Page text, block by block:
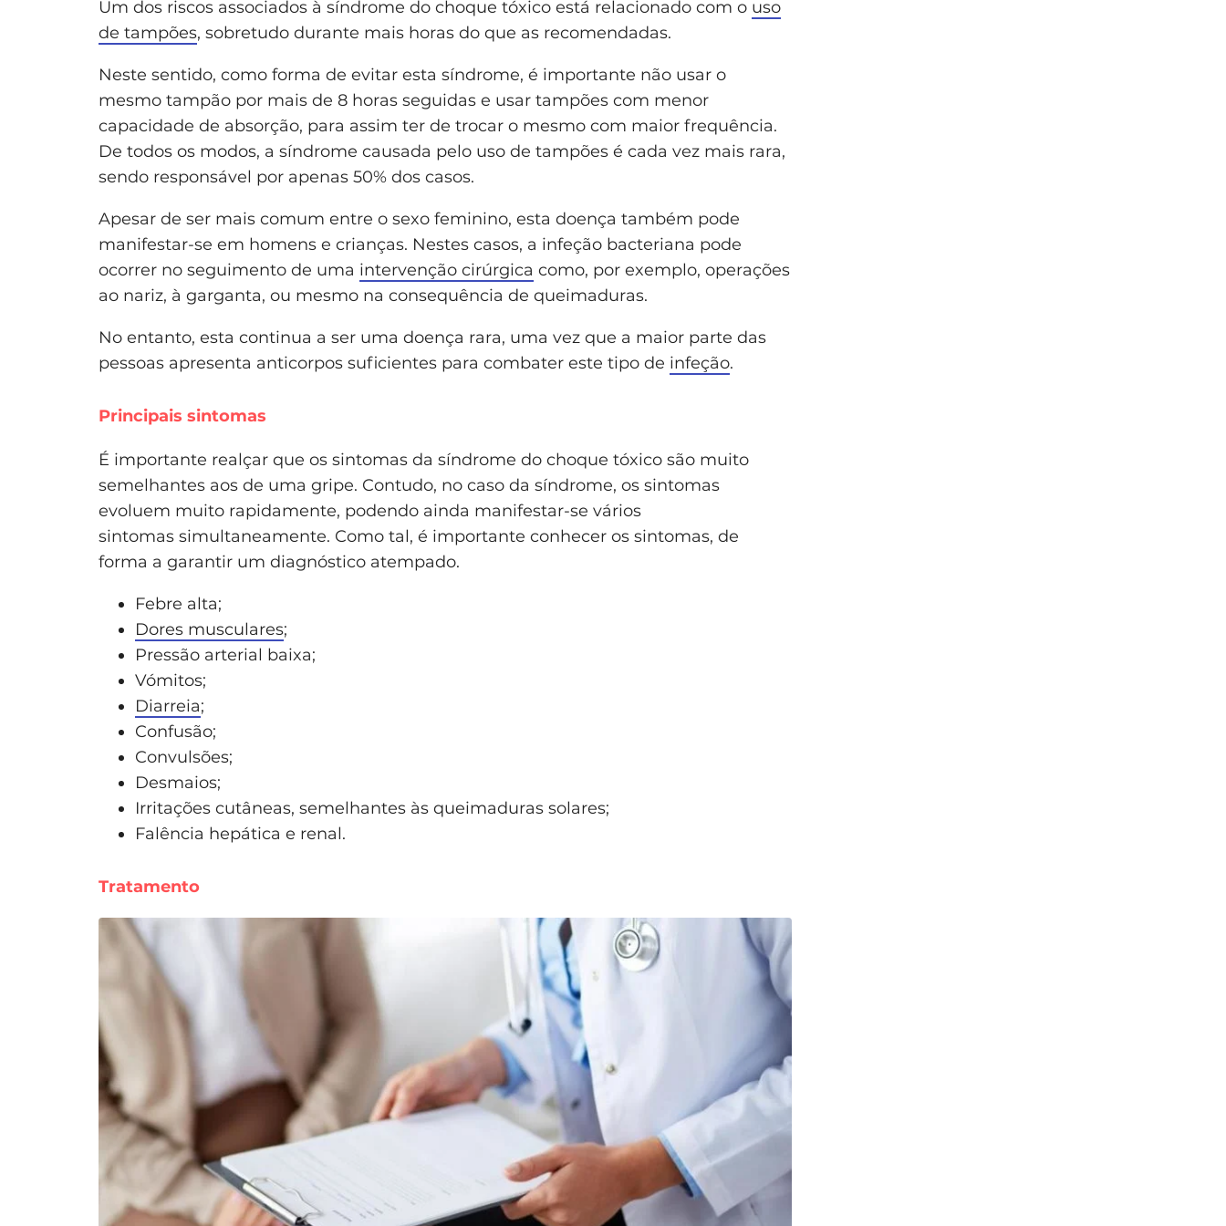
Um dos riscos associados à síndrome do choque tóxico está relacionado com o uso
de tampões, sobretudo durante mais horas do que as recomendadas.
Neste sentido, como forma de evitar esta síndrome, é importante não usar o
mesmo tampão por mais de 8 horas seguidas e usar tampões com menor
capacidade de absorção, para assim ter de trocar o mesmo com maior frequência.
De todos os modos, a síndrome causada pelo uso de tampões é cada vez mais rara,
sendo responsável por apenas 50% dos casos.
Apesar de ser mais comum entre o sexo feminino, esta doença também pode
manifestar-se em homens e crianças. Nestes casos, a infeção bacteriana pode
ocorrer no seguimento de uma intervenção cirúrgica como, por exemplo, operações
ao nariz, à garganta, ou mesmo na consequência de queimaduras.
No entanto, esta continua a ser uma doença rara, uma vez que a maior parte das
pessoas apresenta anticorpos suficientes para combater este tipo de infeção.
Principais sintomas
É importante realçar que os sintomas da síndrome do choque tóxico são muito
semelhantes aos de uma gripe. Contudo, no caso da síndrome, os sintomas
evoluem muito rapidamente, podendo ainda manifestar-se vários
sintomas simultaneamente. Como tal, é importante conhecer os sintomas, de
forma a garantir um diagnóstico atempado.
Febre alta;
Dores musculares;
Pressão arterial baixa;
Vómitos;
Diarreia;
Confusão;
Convulsões;
Desmaios;
Irritações cutâneas, semelhantes às queimaduras solares;
Falência hepática e renal.
Tratamento